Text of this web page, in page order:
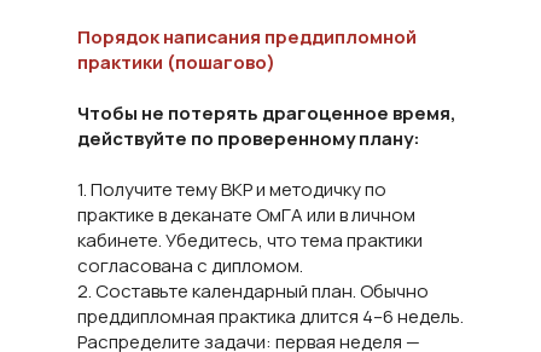
Порядок написания преддипломной
практики (пошагово)
Чтобы не потерять драгоценное время,
действуйте по проверенному плану:
1. Получите тему ВКР и методичку по
практике в деканате ОмГА или в личном
кабинете. Убедитесь, что тема практики
согласована с дипломом.
2. Составьте календарный план. Обычно
преддипломная практика длится 4–6 недель.
Распределите задачи: первая неделя —